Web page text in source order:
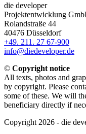
die developer
Projektentwicklung
Rolandstraße 44
40476 Düsseldorf
+49. 211. 27 67-900
info@diedeveloper.de
© Copyright notice
All texts, photos and
by copyright. Please
some of these. We will
beneficiary directly if
Copyright 2026 - die